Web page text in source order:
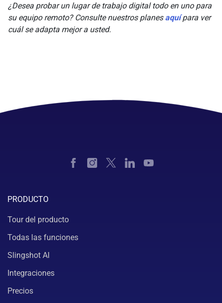
¿Desea probar un lugar de trabajo digital todo en uno para
su equipo remoto? Consulte nuestros planes aquí para ver
cuál se adapta mejor a usted.
PRODUCTO
Tour del producto
Todas las funciones
Slingshot AI
Integraciones
Precios